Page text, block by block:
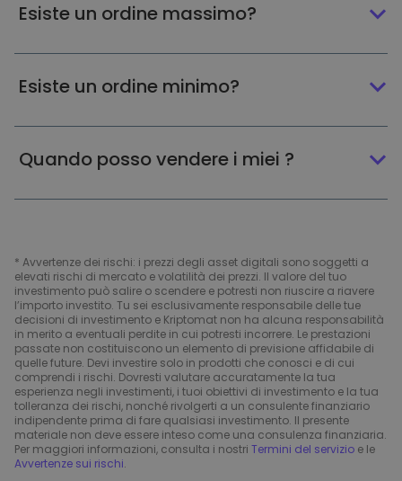
Esiste un ordine massimo?
Esiste un ordine minimo?
Quando posso vendere i miei ?
* Avvertenze dei rischi: i prezzi degli asset digitali sono soggetti a
elevati rischi di mercato e volatilità dei prezzi. Il valore del tuo
investimento può salire o scendere e potresti non riuscire a riavere
l’importo investito. Tu sei esclusivamente responsabile delle tue
decisioni di investimento e Kriptomat non ha alcuna responsabilità
in merito a eventuali perdite in cui potresti incorrere. Le prestazioni
passate non costituiscono un elemento di previsione affidabile di
quelle future. Devi investire solo in prodotti che conosci e di cui
comprendi i rischi. Dovresti valutare accuratamente la tua
esperienza negli investimenti, i tuoi obiettivi di investimento e la tua
tolleranza dei rischi, nonché rivolgerti a un consulente finanziario
indipendente prima di fare qualsiasi investimento. Il presente
materiale non deve essere inteso come una consulenza finanziaria.
Per maggiori informazioni, consulta i nostri Termini del servizio e le
Avvertenze sui rischi.